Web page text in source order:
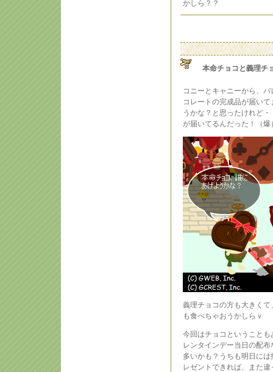
かしら？？
本命チョコと義理チ
コニーとキャニーから、
コレートの完成品が届い
うかな？と思ったけれど
が届いてるんだった！（爆
義理チョコの方も大きく
も食べちゃおうかしらｖ
今回はチョコということ
レンタインデー当日の配
多いかも？うちも明日に
レゼントできれば、また